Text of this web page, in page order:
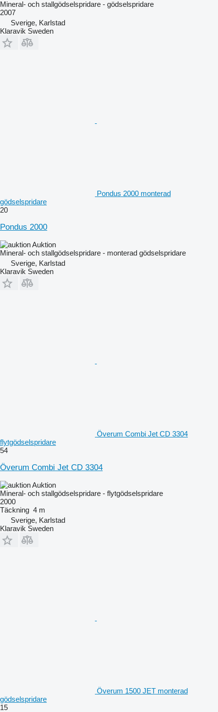
Mineral- och stallgödselspridare - gödselspridare
2007
Sverige, Karlstad
Klaravik Sweden
Pondus 2000 monterad
gödselspridare
20
Pondus 2000
Auktion
Mineral- och stallgödselspridare - monterad gödselspridare
Sverige, Karlstad
Klaravik Sweden
Överum Combi Jet CD 3304
flytgödselspridare
54
Överum Combi Jet CD 3304
Auktion
Mineral- och stallgödselspridare - flytgödselspridare
2000
Täckning 4 m
Sverige, Karlstad
Klaravik Sweden
Överum 1500 JET monterad
gödselspridare
15